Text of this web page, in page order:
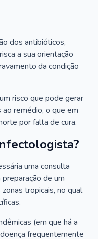
dos antibióticos,
a sua orientação
da condição
risco que pode gerar
remédio, o que em
por falta de cura.
uma consulta
de um
tropicais, no qual
(em que há a
frequentemente